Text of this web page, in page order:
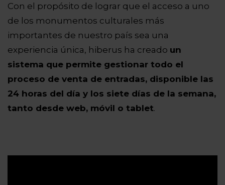
Con el propósito de lograr que el acceso a uno
de los monumentos culturales más
importantes de nuestro país sea una
experiencia única, hiberus ha creado un
sistema que permite gestionar todo el
proceso de venta de entradas, disponible las
24 horas del día y los siete días de la semana,
tanto desde web, móvil o tablet.